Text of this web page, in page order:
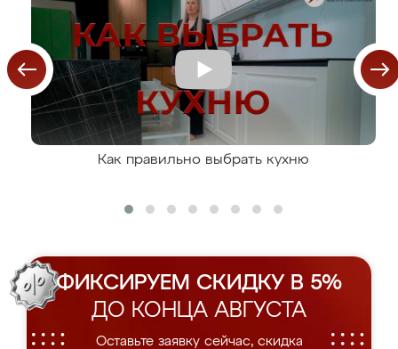
Как правильно выбрать кухню
ФИКСИРУЕМ СКИДКУ В 5%
ДО КОНЦА АВГУСТА
Оставьте заявку сейчас, скидка